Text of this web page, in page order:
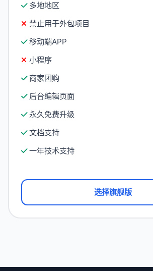
多地地区
禁止用于外包项目
移动端APP
小程序
商家团购
后台编辑页面
永久免费升级
文档支持
一年技术支持
选择旗舰版